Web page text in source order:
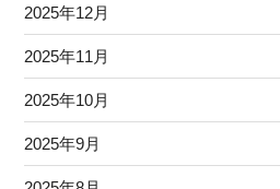
2025年12月
2025年11月
2025年10月
2025年9月